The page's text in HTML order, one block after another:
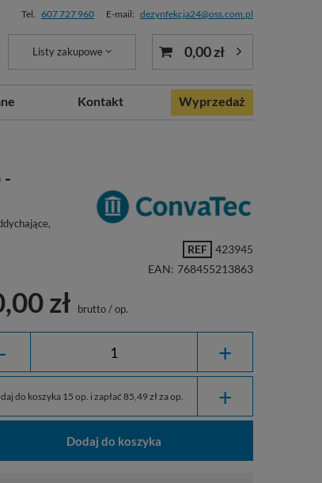
Tel. 607 727 960 E-mail: dezynfekcja24@oss.com.pl
Listy zakupowe 0,00 zł
Kontakt Wyprzedaż
-
REF 423945
EAN: 768455213863
zł brutto/op.
- +
do koszyka 15 op. i zapłać 85,49 zł za op. +
Dodaj do koszyka